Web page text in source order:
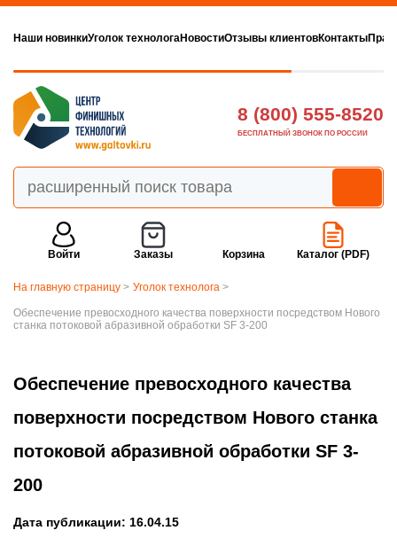
Наши новинкиУголок технологаНовостиОтзывы клиентовКонтакты
8 (800) 555-8520
БЕСПЛАТНЫЙ ЗВОНОК ПО РОССИИ
Войти Заказы Корзина Каталог (PDF)
На главную страницу > Уголок технолога >
Обеспечение превосходного качества поверхности посредством Нового
станка потоковой абразивной обработки SF 3-200
Обеспечение превосходного качества
поверхности посредством Нового станка
потоковой абразивной обработки SF 3-
200
Дата публикации: 16.04.15